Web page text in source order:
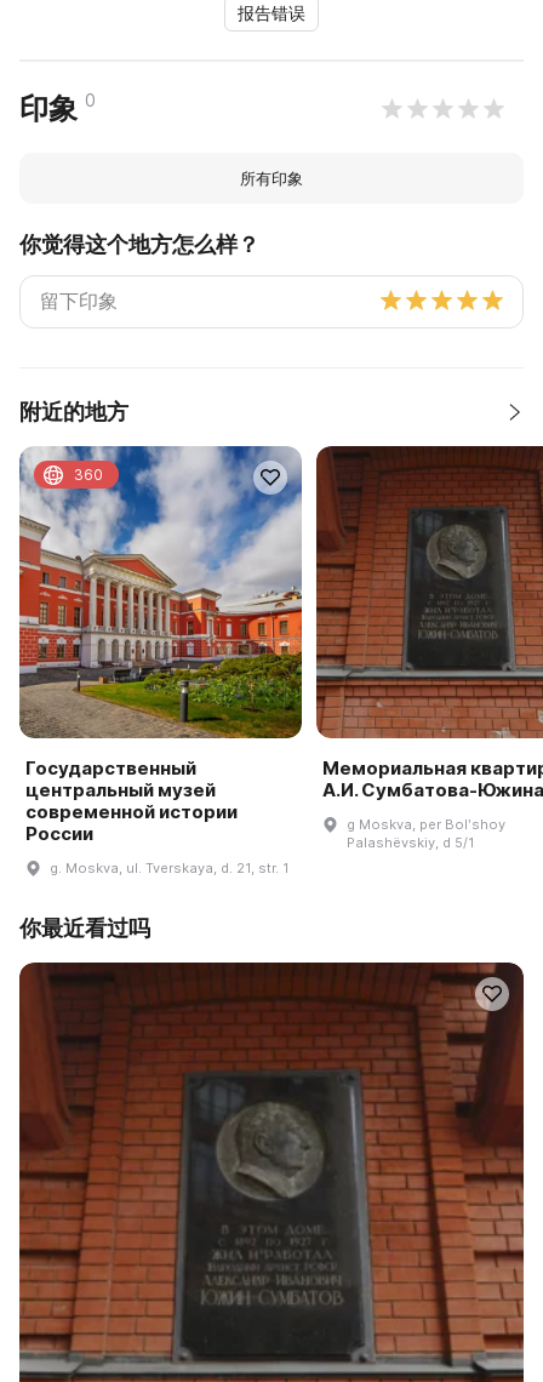
报告错误
印象 0
所有印象
你觉得这个地方怎么样？
附近的地方
Государственный
центральный музей
современной истории
России
g. Moskva, ul. Tverskaya, d. 21, str. 1
360
Мемориальная
А.И. Сумбатова-Южина
g Moskva, per Bolʹshoy
Palashëvskiy, d 5/1
你最近看过吗